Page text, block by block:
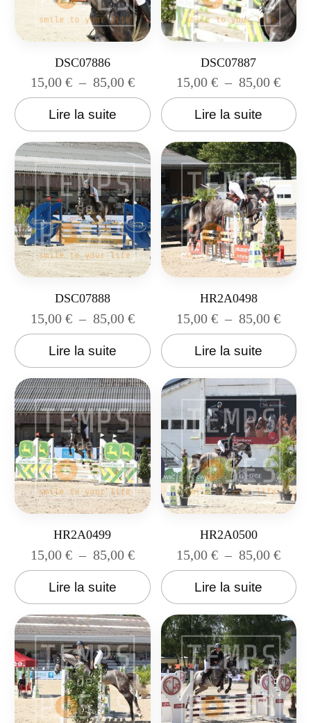
DSC07886
15,00 € – 85,00 €
Lire la suite
DSC07887
15,00€ – 85,00€
Lire la suite
DSC07888
15,00 € – 85,00 €
Lire la suite
HR2A0498
15,00€ – 85,00€
Lire la suite
HR2A0499
15,00 € – 85,00 €
Lire la suite
HR2A0500
15,00€ – 85,00€
Lire la suite